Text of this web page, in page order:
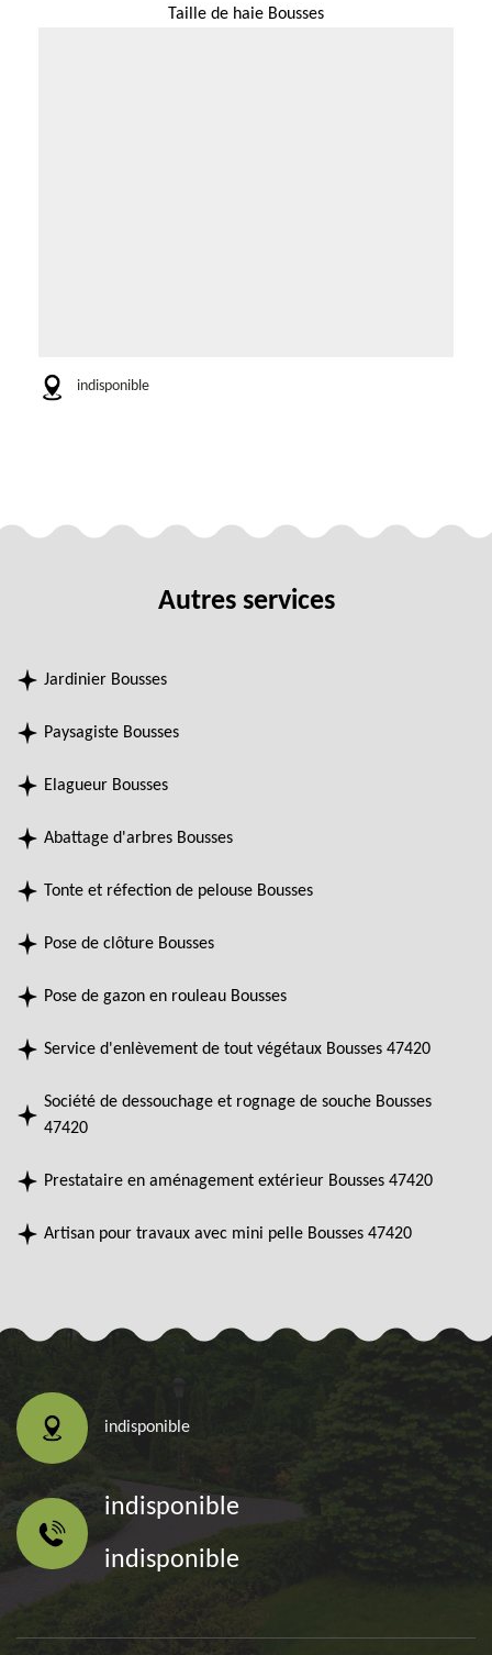
Taille de haie Bousses
indisponible
Autres services
Jardinier Bousses
Paysagiste Bousses
Elagueur Bousses
Abattage d'arbres Bousses
Tonte et réfection de pelouse Bousses
Pose de clôture Bousses
Pose de gazon en rouleau Bousses
Service d'enlèvement de tout végétaux Bousses 47420
Société de dessouchage et rognage de souche Bousses
47420
Prestataire en aménagement extérieur Bousses 47420
Artisan pour travaux avec mini pelle Bousses 47420
indisponible
indisponible
indisponible